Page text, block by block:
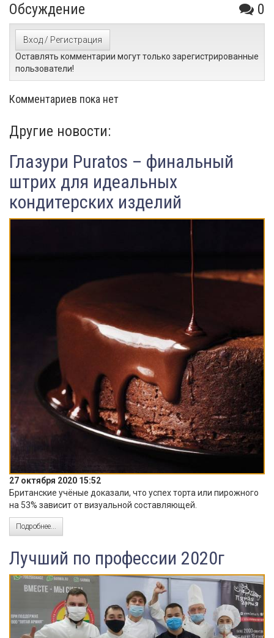
Обсуждение 0
Вход / Регистрация
Оставлять комментарии могут только зарегистрированные
пользователи!
Комментариев пока нет
Другие новости:
Глазури Puratos – финальный
штрих для идеальных
кондитерских изделий
27 октября 2020 15:52
Британские учёные доказали, что успех торта или пирожного
на 53% зависит от визуальной составляющей.
Подробнее...
Лучший по профессии 2020г